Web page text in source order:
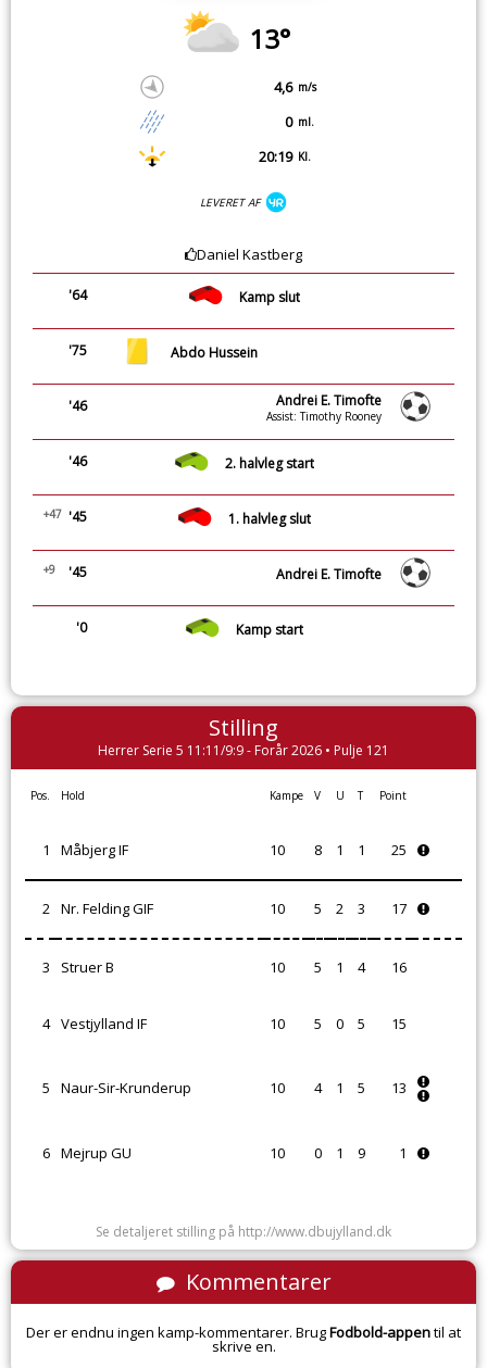
13°
4,6 m/s
0 ml.
20:19 Kl.
LEVERET AF
Daniel Kastberg
'64 Kamp slut
'75 Abdo Hussein
'46 Andrei E. Timofte
Assist: Timothy Rooney
'46 2. halvleg start
'45
+47 1. halvleg slut
'45
+9 Andrei E. Timofte
'0 Kamp start
Stilling
Herrer Serie 5 11:11/9:9 - Forår 2026 • Pulje 121
Pos. Hold Kampe V U T Point
1 Måbjerg IF 10 8 1 1 25
2 Nr. Felding GIF 10 5 2 3 17
3 Struer B 10 5 1 4 16
4 Vestjylland IF 10 5 0 5 15
5 Naur-Sir-Krunderup 10 4 1 5 13
6 Mejrup GU 10 0 1 9 1
Se detaljeret stilling på http://www.dbujylland.dk
Kommentarer
Der er endnu ingen kamp-kommentarer. BrugFodbold-appentil at
skrive en.